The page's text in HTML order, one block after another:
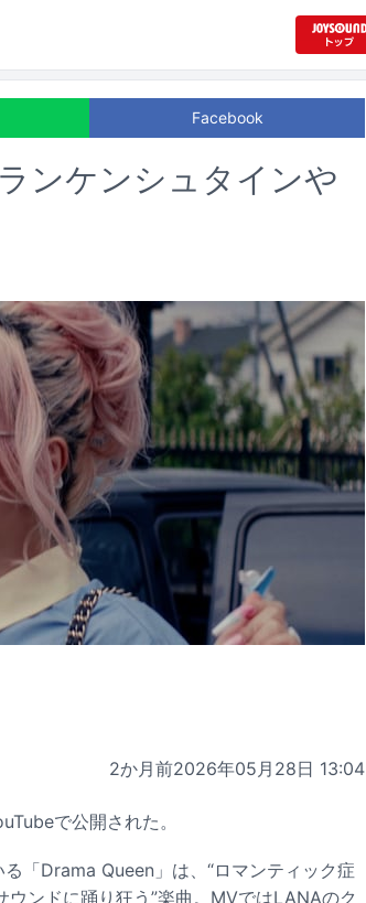
Facebook
ンケンシュタインや
2か月前2026年05月28日 13:04
で公開された。
「Drama Queen」は、“ロマンティック症
ンドに踊り狂う”楽曲。MVではLANAのク